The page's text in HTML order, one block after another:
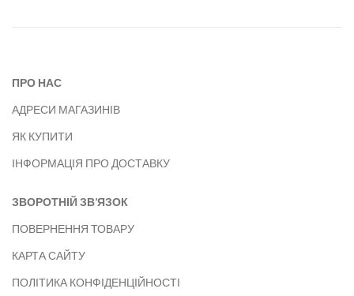
ПРО НАС
АДРЕСИ МАГАЗИНІВ
ЯК КУПИТИ
ІНФОРМАЦІЯ ПРО ДОСТАВКУ
ЗВОРОТНІЙ ЗВ’ЯЗОК
ПОВЕРНЕННЯ ТОВАРУ
КАРТА САЙТУ
ПОЛІТИКА КОНФІДЕНЦІЙНОСТІ